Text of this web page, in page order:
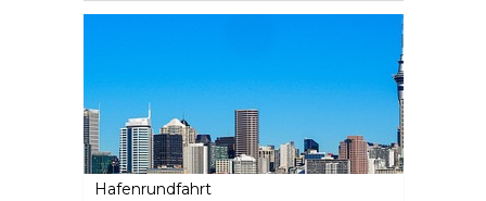
Landschaft der unteren Felder. Die Insel ist per
Hafenrundfahrt